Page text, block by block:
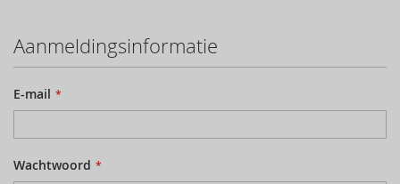
Aanmeldingsinformatie
E-mail
Wachtwoord